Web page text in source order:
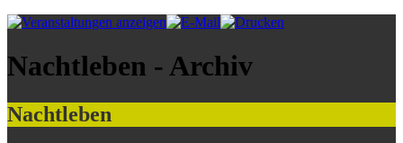
Nachtleben - Archiv
Nachtleben